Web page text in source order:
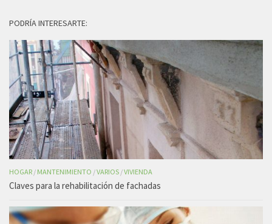
PODRÍA INTERESARTE:
HOGAR / MANTENIMIENTO /VARIOS /VIVIENDA
Claves para la rehabilitación de fachadas